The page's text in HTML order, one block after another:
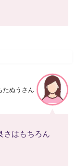
たぬうさん
さはもちろん